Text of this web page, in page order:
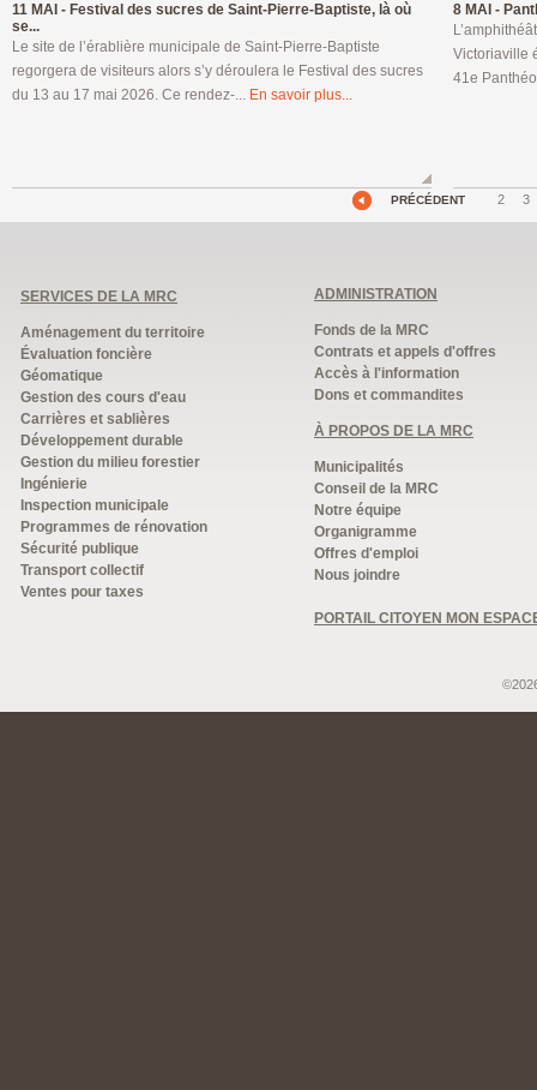
11 MAI - Festival des sucres de Saint-Pierre-Baptiste, là où
se...
Le site de l’érablière municipale de Saint-Pierre-Baptiste
regorgera de visiteurs alors s’y déroulera le Festival des sucres
du 13 au 17 mai 2026. Ce rendez-... En savoir plus...
8 MAI -
Victoriaville
41e
PRÉCÉDENT 2 3
SERVICES DE LA MRC
Aménagement du territoire
Évaluation foncière
Géomatique
Gestion des cours d'eau
Carrières et sablières
Développement durable
Gestion du milieu forestier
Ingénierie
Inspection municipale
Programmes de rénovation
Sécurité publique
Transport collectif
Ventes pour taxes
ADMINISTRATION
Fonds de la MRC
Contrats et appels d'offres
Accès à l'information
Dons et commandites
À PROPOS DE LA MRC
Municipalités
Conseil de la MRC
Notre équipe
Organigramme
Offres d'emploi
Nous joindre
PORTAIL CITOYEN MON